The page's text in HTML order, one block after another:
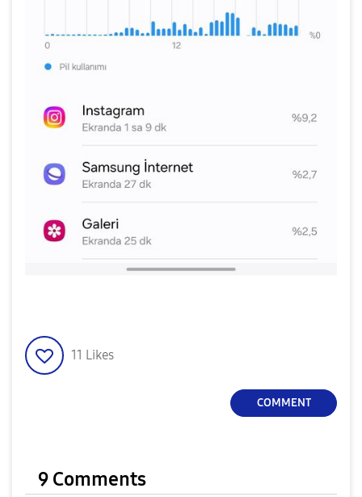
11 Likes
COMMENT
9 Comments